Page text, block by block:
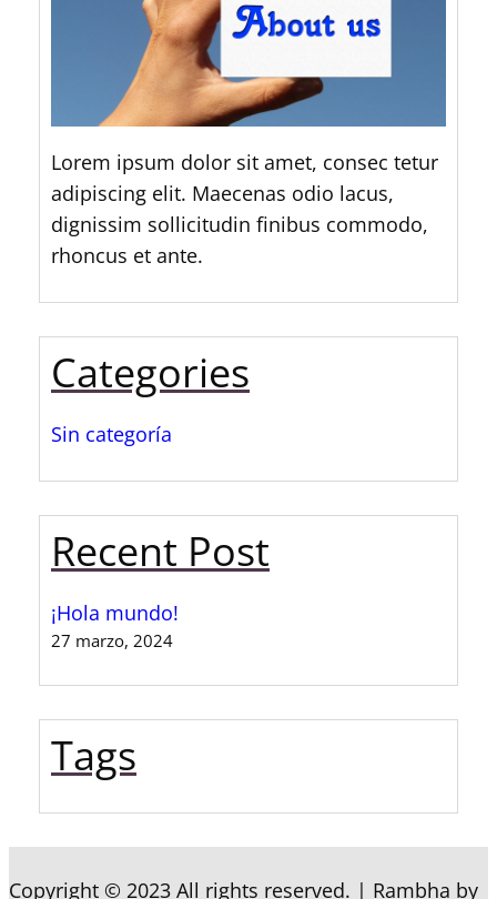
Lorem ipsum dolor sit amet, consec tetur
adipiscing elit. Maecenas odio lacus,
dignissim sollicitudin finibus commodo,
rhoncus et ante.
Categories
Sin categoría
Recent Post
¡Hola mundo!
27 marzo, 2024
Tags
Copyright © 2023 All rights reserved. | Rambha by